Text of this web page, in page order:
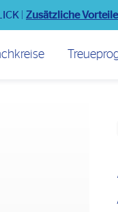
Zusätzliche